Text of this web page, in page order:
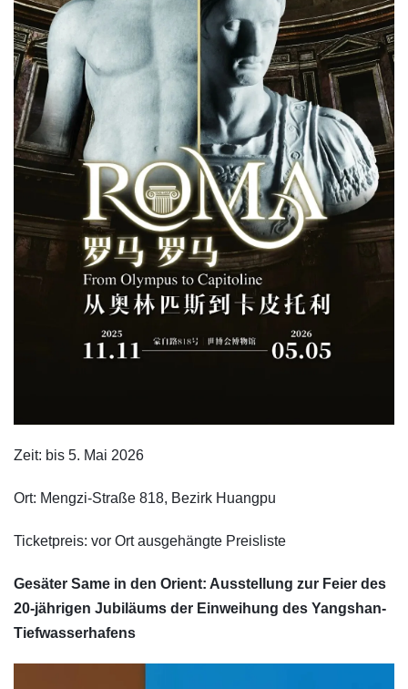
Zeit: bis 5. Mai 2026
Ort: Mengzi-Straße 818, Bezirk Huangpu
Ticketpreis: vor Ort ausgehängte Preisliste
Gesäter Same in den Orient: Ausstellung zur Feier des
20-jährigen Jubiläums der Einweihung des Yangshan-
Tiefwasserhafens